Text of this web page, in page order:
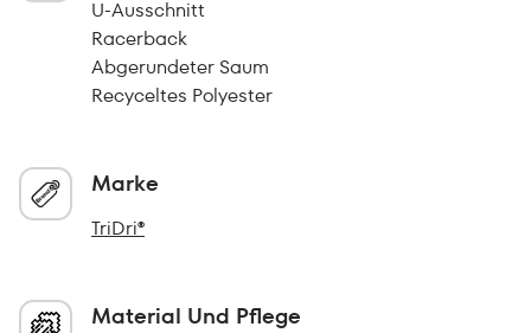
U-Ausschnitt
Racerback
Abgerundeter Saum
Recyceltes Polyester
Marke
TriDri®
Material Und Pflege